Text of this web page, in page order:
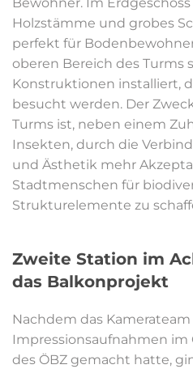
Holzstämme und grobes
perfekt für
oberen Bereich des Turms
Konstruktionen installiert,
besucht werden. Der
Turms ist, neben einem
Insekten, durch die
und Ästhetik mehr
Stadtmenschen für
Strukturelemente zu
Zweite Station im
das Balkonprojekt
Nachdem das
Impressionsaufnahmen
des ÖBZ gemacht hatte,